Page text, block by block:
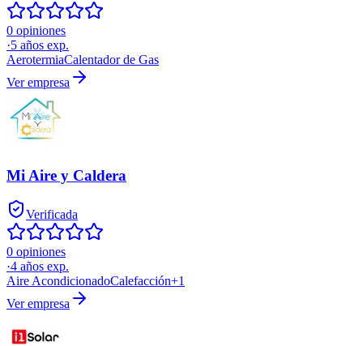
0 opiniones
·5 años exp.
AerotermiaCalentador de Gas
Ver empresa
Mi Aire y Caldera
Verificada
0 opiniones
·4 años exp.
Aire AcondicionadoCalefacción+1
Ver empresa